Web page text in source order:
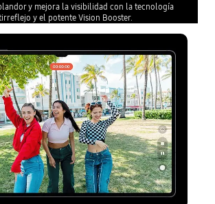
y mejora la visibilidad con la tecnología
y el potente Vision Booster.